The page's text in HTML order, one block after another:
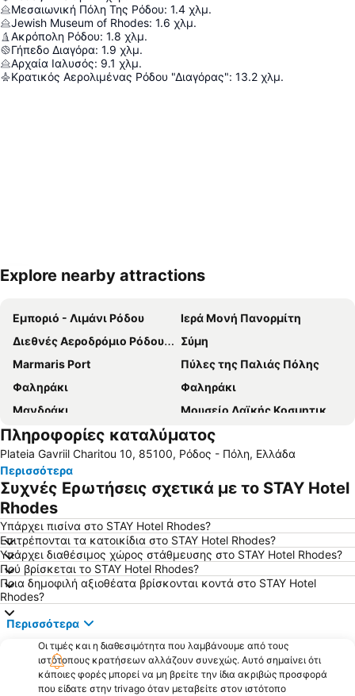
Μεσαιωνική Πόλη Της Ρόδου: 1.4 χλμ.
Jewish Museum of Rhodes: 1.6 χλμ.
Ακρόπολη Ρόδου: 1.8 χλμ.
Γήπεδο Διαγόρα: 1.9 χλμ.
Αρχαία Ιαλυσός: 9.1 χλμ.
Κρατικός Αερολιμένας Ρόδου "Διαγόρας": 13.2 χλμ.
Ανάπτυξη χάρτη
Explore nearby attractions
Εμποριό - Λιμάνι Ρόδου
Ιερά Μονή Πανορμίτη
Διεθνές Αεροδρόμιο Ρόδου Διαγόρας
Σύμη
Marmaris Port
Πύλες της Παλιάς Πόλης
Φαληράκι
Φαληράκι
Μανδράκι
Μουσείο Λαϊκής Κοσμητικής Τέχνης
Ιξιά
Αφάντου
Κολύμπια
Στεγνά
Πηγές Καλλιθέας
'Ελλη
Ζέφυρος
Αγία Μαρίνα
Νανού
Ξενώνας Αγίας Αικατερίνης
Βλυχά
Λάρδος
Ρόδον
Marmaris Beach
Μαραθούντα
Τάσος
Ορφανίδου
Ψαροπούλα
Ενυδρείο της Ρόδου
Παραλία της Τσαμπίκας
Κάλαθος
Πληροφορίες καταλύματος
Plateia Gavriil Charitou 10, 85100, Ρόδος - Πόλη, Ελλάδα
Περισσότερα
Συχνές Ερωτήσεις σχετικά με το STAY Hotel
Rhodes
Υπάρχει πισίνα στο STAY Hotel Rhodes?
Επιτρέπονται τα κατοικίδια στο STAY Hotel Rhodes?
Υπάρχει διαθέσιμος χώρος στάθμευσης στο STAY Hotel Rhodes?
Πού βρίσκεται το STAY Hotel Rhodes?
Ποια δημοφιλή αξιοθέατα βρίσκονται κοντά στο STAY Hotel
Rhodes?
Περισσότερα
Οι τιμές και η διαθεσιμότητα που λαμβάνουμε από τους
ιστότοπους κρατήσεων αλλάζουν συνεχώς. Αυτό σημαίνει ότι
κάποιες φορές μπορεί να μη βρείτε την ίδια ακριβώς προσφορά
που είδατε στην trivago όταν μεταβείτε στον ιστότοπο